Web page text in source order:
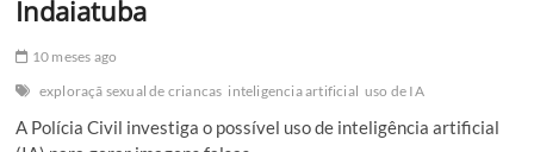
Indaiatuba
10 meses ago
exploraçã sexual de criancas inteligencia artificial uso de IA
A Polícia Civil investiga o possível uso de inteligência artificial